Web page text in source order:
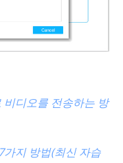
디오를 전송하는 방
지 방법(최신 자습